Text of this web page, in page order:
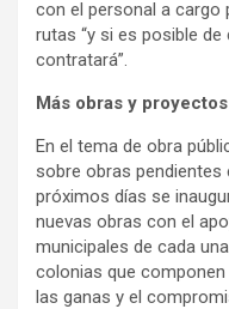
con el personal a cargo
rutas “y si es posible
contratará”.
Más obras y
En el tema de obra
sobre obras pendientes
próximos días se
nuevas obras con el
municipales de cada
colonias que componen
las ganas y el